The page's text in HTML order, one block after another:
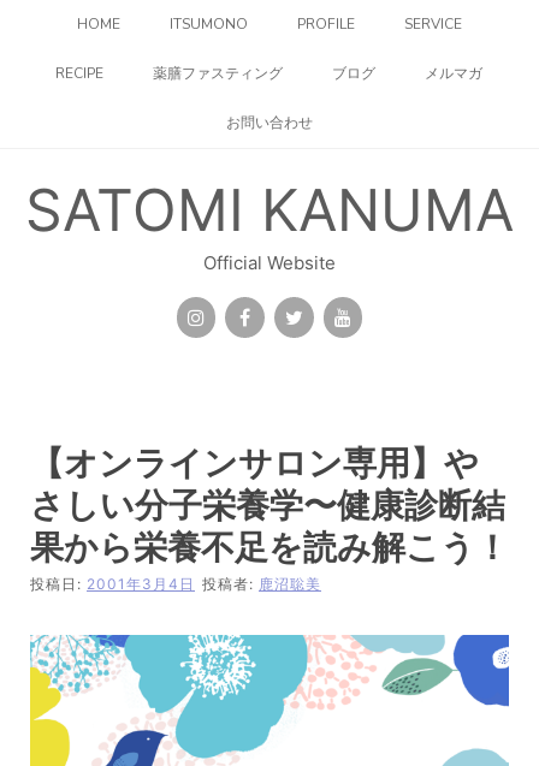
HOME ITSUMONO PROFILE SERVICE
RECIPE 薬膳ファスティング ブログ メルマガ
お問い合わせ
SATOMI KANUMA
Official Website
【オンラインサロン専用】や
さしい分子栄養学〜健康診断結
果から栄養不足を読み解こう！
投稿日: 2001年3月4日 投稿者: 鹿沼聡美